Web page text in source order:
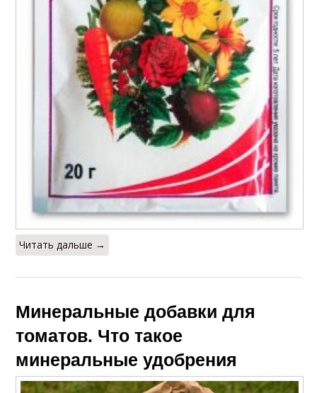
Читать дальше →
Минеральные добавки для
томатов. Что такое
минеральные удобрения